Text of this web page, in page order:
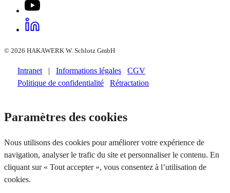
© 2026 HAKAWERK W. Schlotz GmbH
Intranet | Informations légales
CGV
Politique de confidentialité
Rétractation
Paramètres des cookies
Nous utilisons des cookies pour améliorer votre expérience de
navigation, analyser le trafic du site et personnaliser le contenu. En
cliquant sur « Tout accepter », vous consentez à l’utilisation de
cookies.